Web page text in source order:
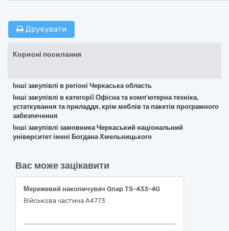
Друкувати
Корисні посилання
Інші закупівлі в регіоні Черкаська область
Інші закупівлі в категорії Офісна та комп’ютерна техніка,
устаткування та приладдя, крім меблів та пакетів програмного
забезпечення
Інші закупівлі замовника Черкаський національний
університет імені Богдана Хмельницького
Вас може зацікавити
Мережевий накопичувач Qnap TS-433-4G
Військова частина А4773